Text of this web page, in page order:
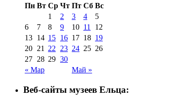
Пн Вт Ср Чт Пт Сб Вс
« Мар Май »
1 2 3 4
5
6
7 8 9 10 11
12
13 14 15 16 17 18 19
20 21 22 23 24 25 26
27 28 29 30
Веб-сайты музеев Ельца: